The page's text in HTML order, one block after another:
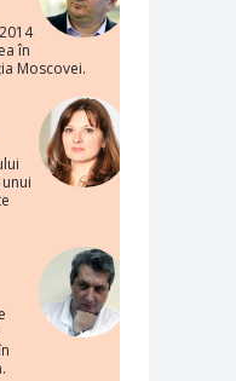
în
Moscovei.